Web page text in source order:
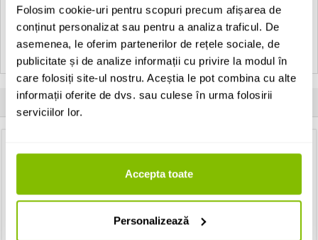
Folosim cookie-uri pentru scopuri precum afișarea de
conținut personalizat sau pentru a analiza traficul. De
asemenea, le oferim partenerilor de rețele sociale, de
publicitate și de analize informații cu privire la modul în
care folosiți site-ul nostru. Aceștia le pot combina cu alte
informații oferite de dvs. sau culese în urma folosirii
serviciilor lor.
Accepta toate
Personalizează
Vezi toate produsele de tip Solutii de curatat chitarele GEWA
Vezi toate produsele din categoria
Solutii de curatat chitarele
Vezi toate produsele producatorului GEWA
Clientii care au cumparat acest produs au mai cumparat si: